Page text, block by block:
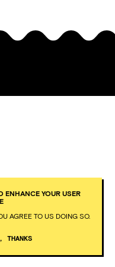
ENHANCE YOUR USER
AGREE TO US DOING SO.
THANKS